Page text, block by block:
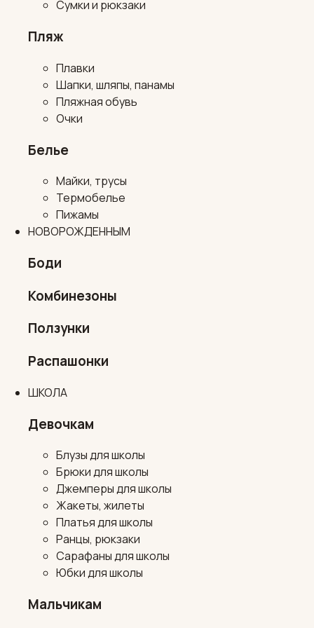
Сумки и рюкзаки
Пляж
Плавки
Шапки, шляпы, панамы
Пляжная обувь
Очки
Белье
Майки, трусы
Термобелье
Пижамы
НОВОРОЖДЕННЫМ
Боди
Комбинезоны
Ползунки
Распашонки
ШКОЛА
Девочкам
Блузы для школы
Брюки для школы
Джемперы для школы
Жакеты, жилеты
Платья для школы
Ранцы, рюкзаки
Сарафаны для школы
Юбки для школы
Мальчикам